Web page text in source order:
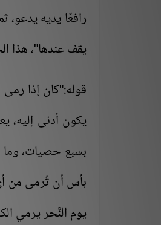
رافعًا يديه
يقف عندها"،
قوله:"كان إذا
يكون أدنى إليه،
بسبع حصيات، وما
بأس أن تُرمى من
يوم النَّحر يرمي